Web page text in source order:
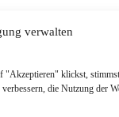
verwalten
"Akzeptieren" klickst,
die Nutzung der